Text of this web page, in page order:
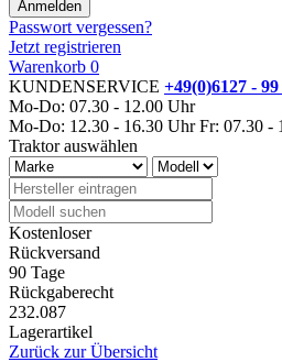
Passwort vergessen?
Jetzt registrieren
Warenkorb 0
KUNDENSERVICE +49(0)6127 -
Mo-Do: 07.30 - 12.00 Uhr
Mo-Do: 12.30 - 16.30 Uhr Fr: 07.30 -
Traktor auswählen
Kostenloser
Rückversand
90 Tage
Rückgaberecht
232.087
Lagerartikel
Zurück zur Übersicht